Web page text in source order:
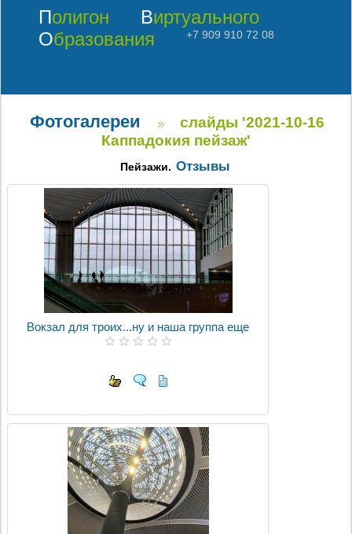
Полигон
Виртуального
Образования
+7 909 910 72 08
Фотогалереи
слайды '2021-10-16
Каппадокия пейзаж'
Пейзажи. Отзывы
Вокзал для троих...ну и наша группа еще